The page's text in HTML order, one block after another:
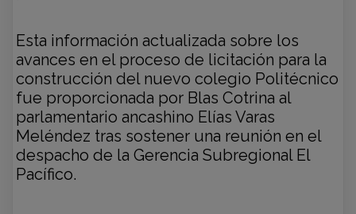
Esta información actualizada sobre los
avances en el proceso de licitación para la
construcción del nuevo colegio Politécnico
fue proporcionada por Blas Cotrina al
parlamentario ancashino Elías Varas
Meléndez tras sostener una reunión en el
despacho de la Gerencia Subregional El
Pacífico.